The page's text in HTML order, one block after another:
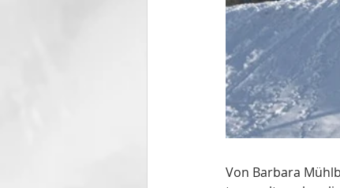
Von Barbara